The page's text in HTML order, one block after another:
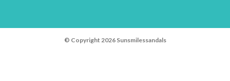
© Copyright 2026 Sunsmilessandals